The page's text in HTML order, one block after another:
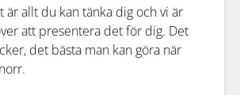
är allt du kan tänka dig och vi är
att presentera det för dig. Det
det bästa man kan göra när